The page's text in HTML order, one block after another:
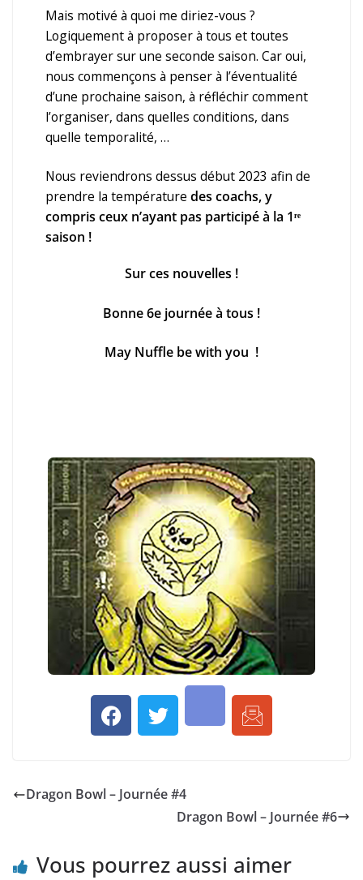
Mais motivé à quoi me diriez-vous ?
Logiquement à proposer à tous et toutes
d’embrayer sur une seconde saison. Car oui,
nous commençons à penser à l’éventualité
d’une prochaine saison, à réfléchir comment
l’organiser, dans quelles conditions, dans
quelle temporalité, …
Nous reviendrons dessus début 2023 afin de
prendre la température des coachs, y
compris ceux n’ayant pas participé à la 1ʳᵉ
saison !
Sur ces nouvelles !
Bonne 6e journée à tous !
May Nuffle be with you !
Dragon Bowl – Journée #4
Dragon Bowl – Journée #6
Vous pourrez aussi aimer